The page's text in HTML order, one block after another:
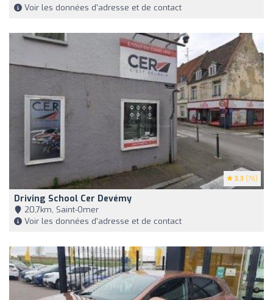
Voir les données d'adresse et de contact
3.3 (76)
Driving School Cer Devémy
20,7km, Saint-Omer
Voir les données d'adresse et de contact